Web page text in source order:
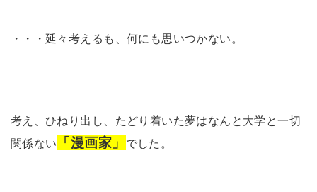
・・・延々考えるも、何にも思いつかない。
考え、ひねり出し、たどり着いた夢はなんと大学と一切
関係ない
「漫画家」 でした。